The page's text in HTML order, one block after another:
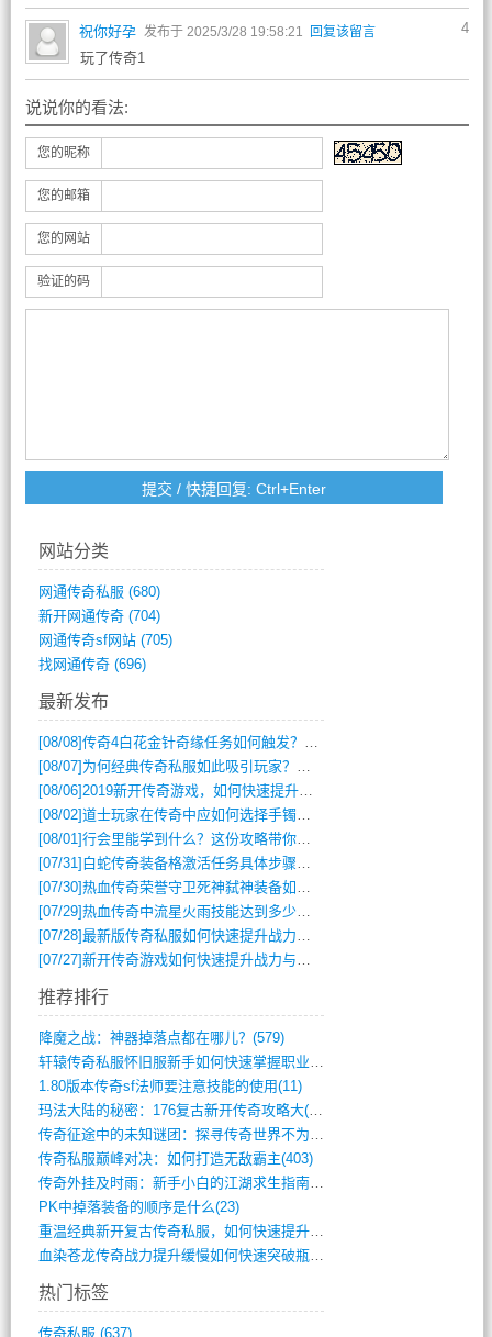
4
祝你好孕 发布于 2025/3/28 19:58:21 回复该留言
玩了传奇1
说说你的看法:
您的昵称
您的邮箱
您的网站
验证的码
网站分类
网通传奇私服 (680)
新开网通传奇(704)
网通传奇sf网站(705)
找网通传奇(696)
最新发布
[08/08]传奇4白花金针奇缘任务如何触发？完整攻略解析
[08/07] 为何经典传奇私服如此吸引玩家？深度攻略解析
[08/06]2019新开传奇游戏，如何快速提升角色等级？
[08/02]道士玩家在传奇中应如何选择手镯装备？
[08/01]行会里能学到什么？这份攻略带你全掌握
[07/31] 白蛇传奇装备格激活任务具体步骤是什么？如何完成？
[07/30]热血传奇荣誉守卫死神弑神装备如何获取与佩戴攻略？
[07/29]热血传奇中流星火雨技能达到多少级可以开始练装备？
[07/28]最新版传奇私服如何快速提升战力与获取稀有装备？
[07/27]新开传奇游戏如何快速提升战力与获取稀有装备？
推荐排行
降魔之战：神器掉落点都在哪儿？(579)
轩辕传奇私服怀旧服新手如何快速掌握职业选(993)
1.80版本传奇sf法师要注意技能的使用(11)
玛法大陆的秘密：176复古新开传奇攻略大(486)
传奇征途中的未知谜团：探寻传奇世界不为人(595)
传奇私服巅峰对决：如何打造无敌霸主(403)
传奇外挂及时雨：新手小白的江湖求生指南(802)
PK中掉落装备的顺序是什么(23)
重温经典新开复古传奇私服，如何快速提升等(392)
血染苍龙传奇战力提升缓慢如何快速突破瓶颈(654)
热门标签
传奇私服 (637)